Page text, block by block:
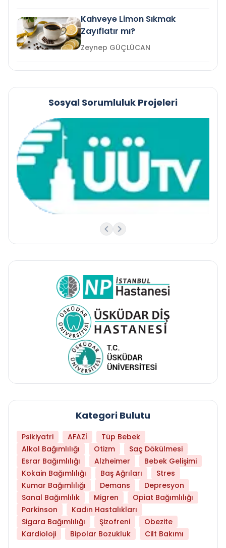
Kahveye Limon Sıkmak
Zayıflatır mı?
Zeynep GÜÇLÜCAN
Sosyal Sorumluluk Projeleri
Kategori Bulutu
Psikiyatri AFAZİ
Tüp Bebek
Alkol Bağımlılığı
Otizm
Saç Dökülmesi
Esrar Bağımlılığı
Alzheimer
Bebek Gelişimi
Kokain Bağımlılığı
Baş Ağrıları
Stres
Kumar Bağımlılığı
Demans
Depresyon
Sanal Bağımlılık
Migren
Opiat Bağımlılığı
Parkinson
Kadın Hastalıkları
Sigara Bağımlılığı
Şizofreni
Obezite
Kardioloji
Bipolar Bozukluk Cilt Bakımı